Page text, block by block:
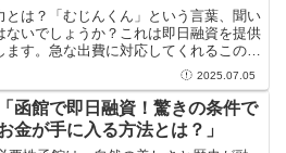
とは？「むじんくん」という言葉、聞い
ないでしょうか？これは即日融資を提供
す。急な出費に対応してくれるこのサ
非常に重宝される存在です。し...2025.07.05
「函館で即日融資！驚きの条件で
金が手に入る方法とは？」